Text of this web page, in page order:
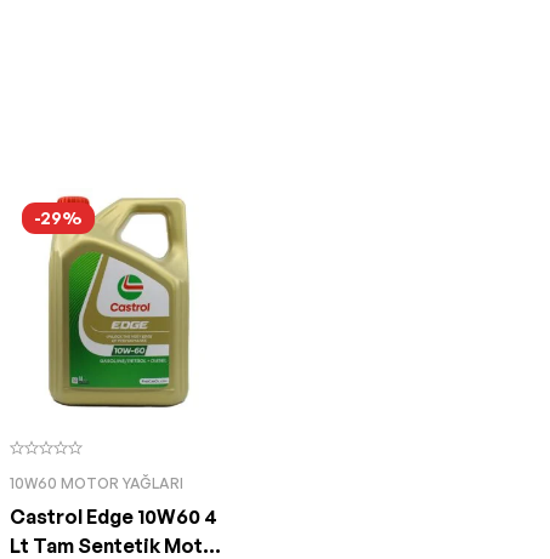
-29%
10W60 MOTOR YAĞLARI
Castrol Edge 10W60 4
Lt Tam Sentetik Motor